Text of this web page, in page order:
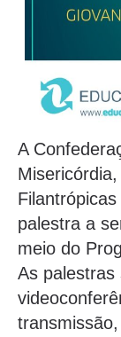
A
palestra a
meio do
As palestras